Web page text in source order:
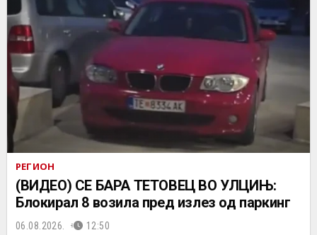
РЕГИОН
(ВИДЕО) СЕ БАРА ТЕТОВЕЦ ВО УЛЦИЊ:
Блокирал 8 возила пред излез од паркинг
06.08.2026. 12:50